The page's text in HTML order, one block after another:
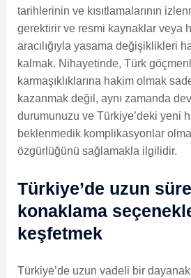
tarihlerinin ve kısıtlamalarının
gerektirir ve resmi kaynaklar veya
aracılığıyla yasama değişiklikleri
kalmak. Nihayetinde, Türk
karmaşıklıklarına hakim olmak
kazanmak değil, aynı zamanda
durumunuzu ve Türkiye’deki yeni
beklenmedik komplikasyonlar
özgürlüğünü sağlamakla ilgilidir.
Türkiye’de uzun
konaklama
keşfetmek
Türkiye’de uzun vadeli bir